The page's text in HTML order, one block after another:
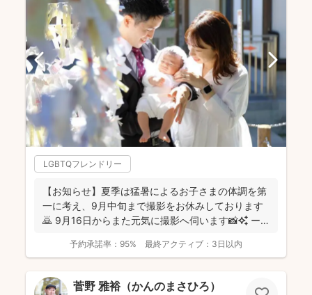
LGBTQフレンドリー
【お知らせ】夏季は猛暑によるお子さまの体調を第
一に考え、9月中旬まで撮影をお休みしております
🙇 9月16日からまた元気に撮影へ伺います📸✨ ー
予約承諾率： 95% 最終アクティブ： 3日以内
菅野 雅裕（かんのまさひろ）